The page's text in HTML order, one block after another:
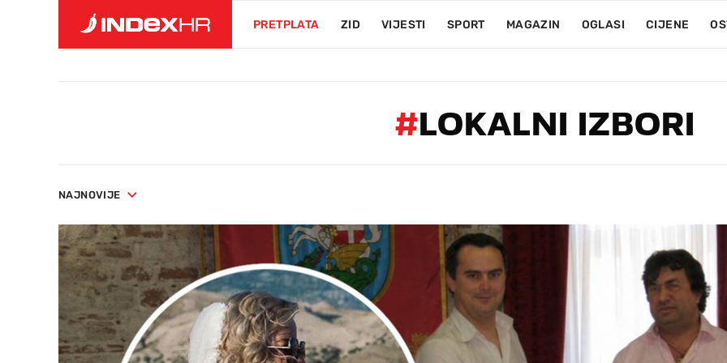
PRETPLATA ZID VIJESTI SPORT MAGAZIN OGLASI CIJENE
#LOKALNI IZBORI
NAJNOVIJE